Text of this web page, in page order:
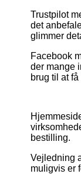
Trustpilot
det
glimmer
Facebook
der mange
brug til at
bestilling.
Vejledning
muligvis er